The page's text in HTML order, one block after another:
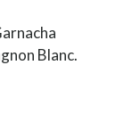
Blanc.